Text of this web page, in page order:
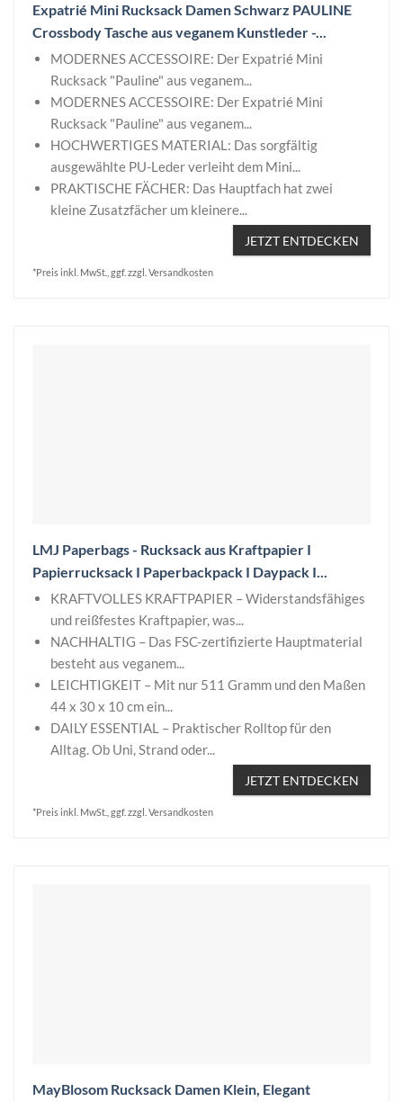
Expatrié Mini Rucksack Damen Schwarz PAULINE
Crossbody Tasche aus veganem Kunstleder -...
MODERNES ACCESSOIRE: Der Expatrié Mini
Rucksack "Pauline" aus veganem...
MODERNES ACCESSOIRE: Der Expatrié Mini
Rucksack "Pauline" aus veganem...
HOCHWERTIGES MATERIAL: Das sorgfältig
ausgewählte PU-Leder verleiht dem Mini...
PRAKTISCHE FÄCHER: Das Hauptfach hat zwei
kleine Zusatzfächer um kleinere...
JETZT ENTDECKEN
*Preis inkl. MwSt., ggf. zzgl. Versandkosten
LMJ Paperbags - Rucksack aus Kraftpapier I
Papierrucksack I Paperbackpack I Daypack I...
KRAFTVOLLES KRAFTPAPIER – Widerstandsfähiges
und reißfestes Kraftpapier, was...
NACHHALTIG – Das FSC-zertifizierte Hauptmaterial
besteht aus veganem...
LEICHTIGKEIT – Mit nur 511 Gramm und den Maßen
44 x 30 x 10 cm ein...
DAILY ESSENTIAL – Praktischer Rolltop für den
Alltag. Ob Uni, Strand oder...
JETZT ENTDECKEN
*Preis inkl. MwSt., ggf. zzgl. Versandkosten
MayBlosom Rucksack Damen Klein, Elegant